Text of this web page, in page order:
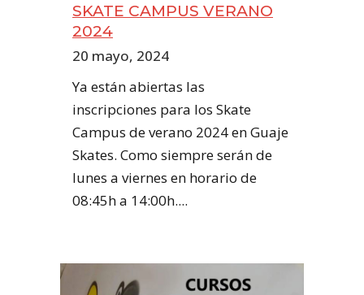
SKATE CAMPUS VERANO
2024
20 mayo, 2024
Ya están abiertas las
inscripciones para los Skate
Campus de verano 2024 en Guaje
Skates. Como siempre serán de
lunes a viernes en horario de
08:45h a 14:00h....